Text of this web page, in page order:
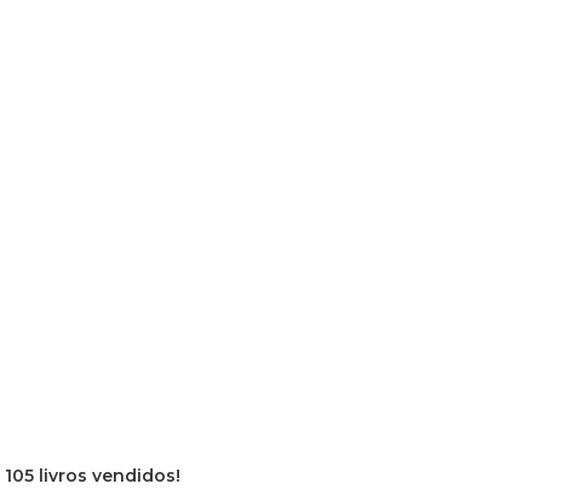
105 livros vendidos!